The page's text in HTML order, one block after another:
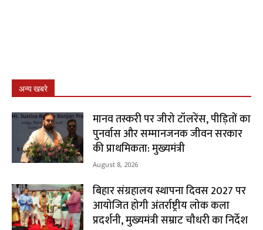
अन्य खबरे
मानव तस्करी पर जीरो टॉलरेंस, पीड़ितों का
पुनर्वास और सम्मानजनक जीवन सरकार
की प्राथमिकता: मुख्यमंत्री
August 8, 2026
बिहार संग्रहालय स्थापना दिवस 2027 पर
आयोजित होगी अंतर्राष्ट्रीय लोक कला
प्रदर्शनी, मुख्यमंत्री सम्राट चौधरी का निर्देश